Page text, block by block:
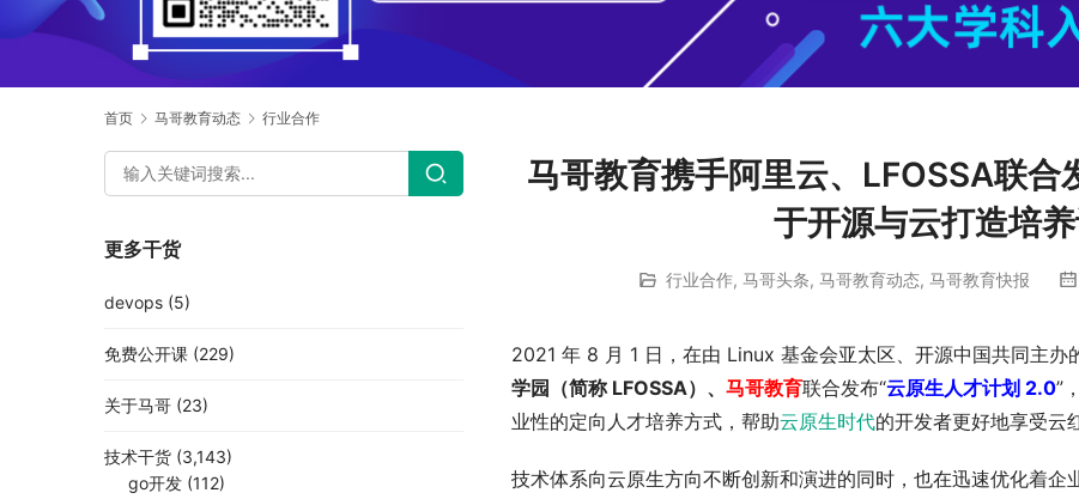
首页 马哥教育动态 行业合作
马哥教育携手阿里云、LFOSSA联
于开源与云打造培养
行业合作, 马哥头条, 马哥教育动态, 马哥教育快报
2021 年 8 月 1 日，在由 Linux 基金会亚太区、开源中国共同主办
学园（简称 LFOSSA）、 马哥教育联合发布“云原生人才计划 2.0”
业性的定向人才培养方式，帮助云原生时代的开发者更好地享受云
技术体系向云原生方向不断创新和演进的同时，也在迅速优化着企
更多干货
devops (5)
免费公开课 (229)
关于马哥 (23)
技术干货 (3,143)
go开发 (112)